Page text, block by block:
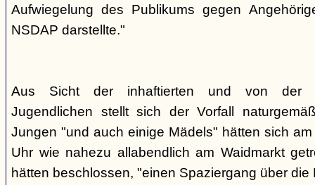
Aufwiegelung des Publikums gegen
NSDAP darstellte."
Aus Sicht der inhaftierten und von der
Jugendlichen stellt sich der Vorfall
Jungen "und auch einige Mädels" hätten sich
Uhr wie nahezu allabendlich am Waidmarkt
hätten beschlossen, "einen Spaziergang über